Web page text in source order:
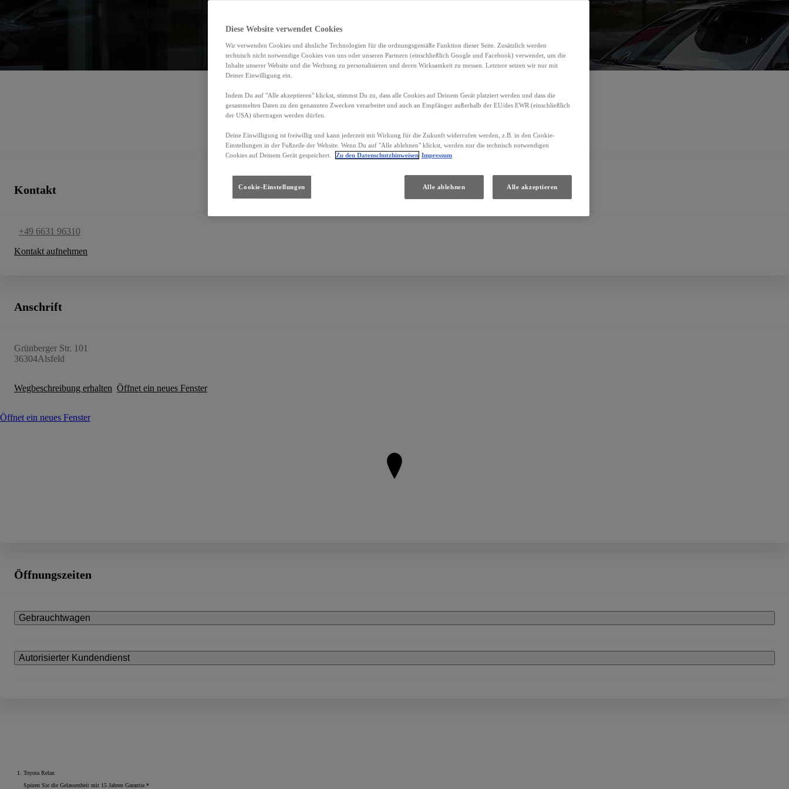
Auto-Center-Alsfeld AH GmbH
00CD4-25F3D-7376A-61800-01220-3
Termin vereinbaren
E-Mail schreiben
Standorte und Öffnungszeiten
Kontakt
+49 6631 96310
Kontakt aufnehmen
Anschrift
Grünberger Str. 101
36304Alsfeld
Wegbeschreibung erhalten Öffnet ein neues Fenster
Öffnet ein neues Fenster
Öffnungszeiten
Gebrauchtwagen
Autorisierter Kundendienst
Toyota Relax
Spüren Sie die Gelassenheit mit 15 Jahren Garantie.*
Diese Website verwendet Cookies
Wir verwenden Cookies und ähnliche Technologien für die ordnungsgemäße Funktion dieser Seite. Zusätzlich werden
technisch nicht notwendige Cookies von uns oder unseren Partnern (einschließlich Google und Facebook) verwendet, um die
Inhalte unserer Website und die Werbung zu personalisieren und deren Wirksamkeit zu messen. Letztere setzen wir nur mit
Deiner Einwilligung ein.
Indem Du auf "Alle akzeptieren" klickst, stimmst Du zu, dass alle Cookies auf Deinem Gerät platziert werden und dass die
gesammelten Daten zu den genannten Zwecken verarbeitet und auch an Empfänger außerhalb der EU/des EWR (einschließlich
der USA) übertragen werden dürfen.
Deine Einwilligung ist freiwillig und kann jederzeit mit Wirkung für die Zukunft widerrufen werden, z.B. in den Cookie-
Einstellungen in der Fußzeile der Website. Wenn Du auf "Alle ablehnen" klickst, werden nur die technisch notwendigen
Cookies auf Deinem Gerät gespeichert.
Zu den Datenschutzhinweisen Impressum
Cookie-Einstellungen Alle ablehnen Alle akzeptieren